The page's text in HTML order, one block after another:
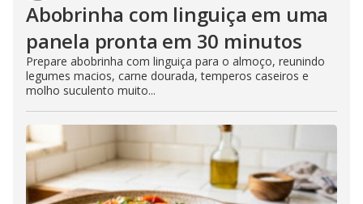
Abobrinha com linguiça em uma
panela pronta em 30 minutos
Prepare abobrinha com linguiça para o almoço, reunindo
legumes macios, carne dourada, temperos caseiros e
molho suculento muito...